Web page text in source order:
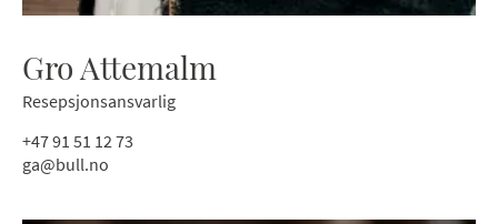
Gro Attemalm
Resepsjonsansvarlig
+47 91 51 12 73
ga@bull.no